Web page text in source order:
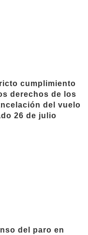
cumplimiento
derechos de los
del vuelo
26 de julio
del paro en